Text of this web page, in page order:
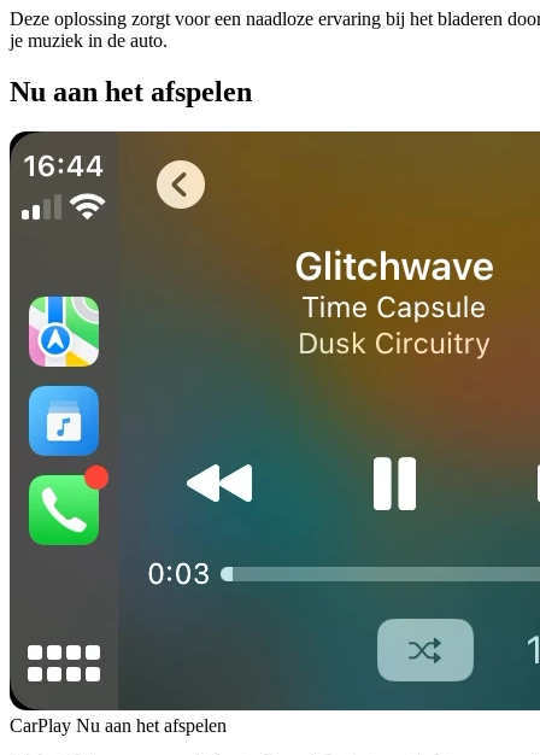
Deze oplossing zorgt voor een naadloze ervaring bij het bladeren
je muziek in de auto.
Nu aan het afspelen
CarPlay Nu aan het afspelen